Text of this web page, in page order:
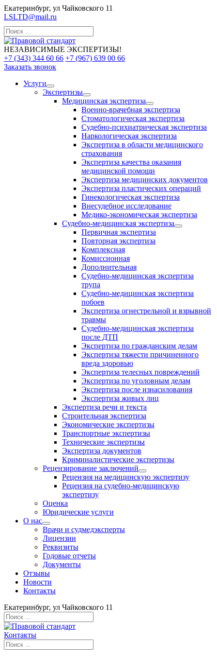
Екатеринбург, ул Чайковского 11
LSLTD@mail.ru
НЕЗАВИСИМЫЕ ЭКСПЕРТИЗЫ!
+7 (343) 344 60 66 +7 (967) 639 00 66
Заказать звонок
Услуги
Экспертизы
Медицинская экспертиза
Военно-врачебная экспертиза
Стоматологическая экспертиза
Судебно-психиатрическая экспертиза
Наркологическая экспертиза
Экспертиза в области медицинского
страхования
Экспертиза качества оказания
медицинской помощи
Экспертиза медицинских документов
Экспертиза пластических операций
Гинекологическая экспертиза
Внесудебное исследование
Медико-экономическая экспертиза
Судебно-медицинская экспертиза
Первичная экспертиза
Повторная экспертиза
Комплексная
Комиссионная
Дополнительная
Судебно-медицинская экспертиза
трупа
Судебно-медицинская экспертиза
побоев
Экспертиза огнестрельной и взрывной
травмы
Судебно-медицинская экспертиза
после ДТП
Экспертиза по гражданским делам
Экспертиза тяжести причиненного
вреда здоровью
Экспертиза телесных повреждений
Экспертиза по уголовным делам
Экспертиза после изнасилования
Экспертиза живых лиц
Экспертиза речи и текста
Строительная экспертиза
Экономические экспертизы
Транспортные экспертизы
Технические экспертизы
Экспертиза документов
Криминалистические экспертизы
Рецензирование заключений
Рецензия на медицинскую экспертизу
Рецензия на судебно-медицинскую
экспертизу
Оценка
Юридические услуги
О нас
Врачи и судмедэксперты
Лицензии
Реквизиты
Годовые отчеты
Документы
Отзывы
Новости
Контакты
Екатеринбург, ул Чайковского 11
Контакты